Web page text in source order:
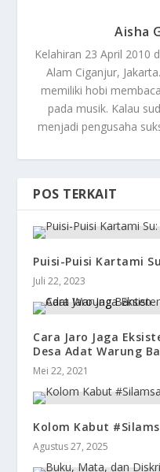
Aisha
Kelahiran 23 April 2010
Alam Ciganjur,
memiliki hobi
pada musik. Kalau
menjadi pengusaha
POS TERKAIT
Puisi-Puisi Kartami
Juli 22, 2023
Cara Jaro Jaga
Desa Adat Warung
Mei 22, 2021
Kolom Kabut
Agustus 27, 2025